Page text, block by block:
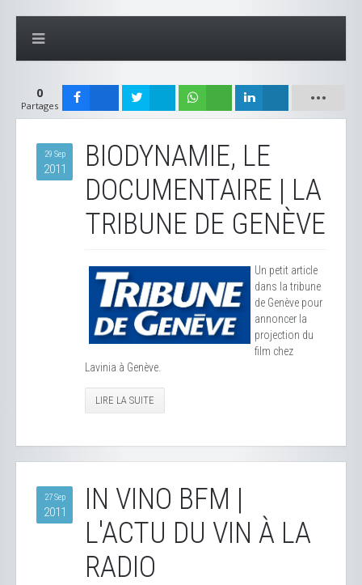
0
Partages
29 Sep
2011
BIODYNAMIE, LE
DOCUMENTAIRE | LA
TRIBUNE DE GENÈVE
Un petit article
dans la tribune
de Genève pour
annoncer la
projection du
film chez
Lavinia à Genève.
LIRE LA SUITE
27 Sep
2011
IN VINO BFM |
L'ACTU DU VIN À LA
RADIO